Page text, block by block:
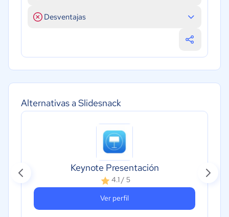
Alternativas a Slidesnack
Keynote Presentación
4.1 / 5
Ver perfil
Desventajas